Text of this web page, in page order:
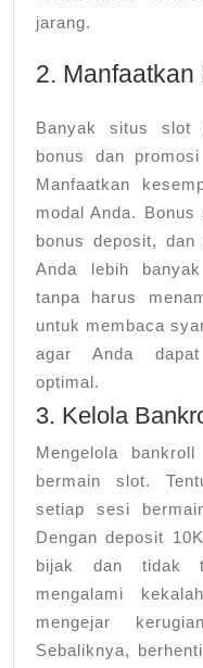
jarang.
2.
Banyak situs slot
bonus dan
Manfaatkan
modal Anda.
bonus deposit,
Anda lebih
tanpa harus
untuk membaca
agar Anda dapat
optimal.
3. Kelola
Mengelola
bermain slot.
setiap sesi
Dengan deposit
bijak dan tidak
mengalami
mengejar
Sebaliknya,